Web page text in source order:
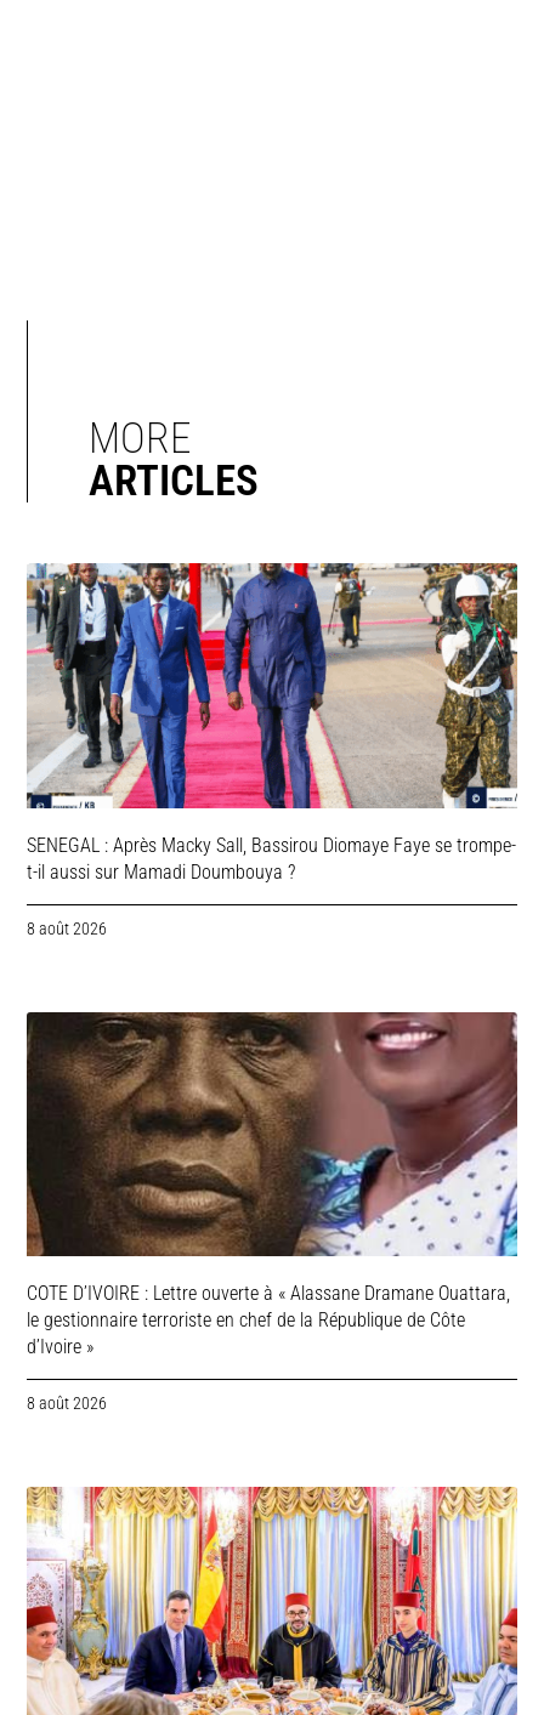
MORE
ARTICLES
SENEGAL : Après Macky Sall, Bassirou Diomaye Faye se trompe-
t-il aussi sur Mamadi Doumbouya ?
8 août 2026
COTE D’IVOIRE : Lettre ouverte à « Alassane Dramane Ouattara,
le gestionnaire terroriste en chef de la République de Côte
d’Ivoire »
8 août 2026